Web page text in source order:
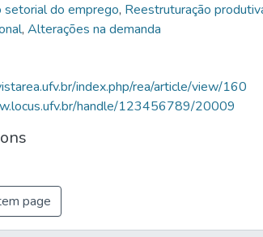
setorial do emprego, Reestruturação
, Alterações na demanda
index.php/rea/article/view/160
handle/123456789/20009
page